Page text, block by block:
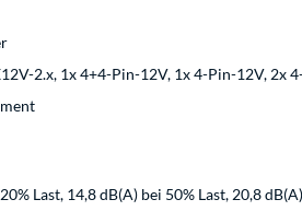
2.x, 1x 4+4-Pin-12V, 1x 4-Pin-12V, 2x
Last, 14,8 dB(A) bei 50% Last, 20,8